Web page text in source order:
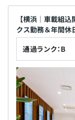
【横浜｜車載組
クス勤務＆年間休
通過ランク：B